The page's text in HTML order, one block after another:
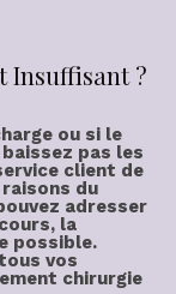
Insuffisant ?
ou si le
pas les
client de
du
adresser
la
possible.
vos
chirurgie